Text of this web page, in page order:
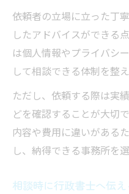
依頼者の立場に立った丁
したアドバイスができる
は個人情報やプライバシ
して相談できる体制を整え
ただし、依頼する際は実
どを確認することが大切
内容や費用に違いがある
し、納得できる事務所を
相談時に行政書士へ伝